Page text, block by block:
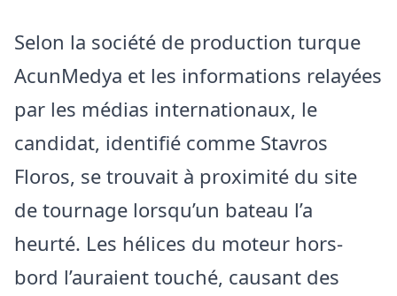
Selon la société de production turque
AcunMedya et les informations relayées
par les médias internationaux, le
candidat, identifié comme Stavros
Floros, se trouvait à proximité du site
de tournage lorsqu’un bateau l’a
heurté. Les hélices du moteur hors-
bord l’auraient touché, causant des